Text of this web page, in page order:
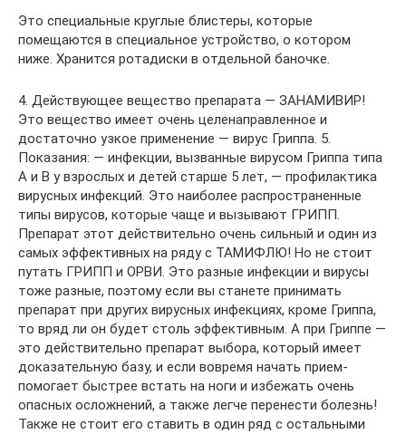
Это специальные круглые блистеры, которые
помещаются в специальное устройство, о котором
ниже. Хранится ротадиски в отдельной баночке.
4. Действующее вещество препарата — ЗАНАМИВИР!
Это вещество имеет очень целенаправленное и
достаточно узкое применение — вирус Гриппа. 5.
Показания: — инфекции, вызванные вирусом Гриппа типа
А и В у взрослых и детей старше 5 лет, — профилактика
вирусных инфекций. Это наиболее распространенные
типы вирусов, которые чаще и вызывают ГРИПП.
Препарат этот действительно очень сильный и один из
самых эффективных на ряду с ТАМИФЛЮ! Но не стоит
путать ГРИПП и ОРВИ. Это разные инфекции и вирусы
тоже разные, поэтому если вы станете принимать
препарат при других вирусных инфекциях, кроме Гриппа,
то вряд ли он будет столь эффективным. А при Гриппе —
это действительно препарат выбора, который имеет
доказательную базу, и если вовремя начать прием-
помогает быстрее встать на ноги и избежать очень
опасных осложнений, а также легче перенести болезнь!
Также не стоит его ставить в один ряд с остальными